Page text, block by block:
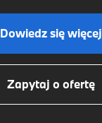
Dowiedz się więcej
Zapytaj o ofertę